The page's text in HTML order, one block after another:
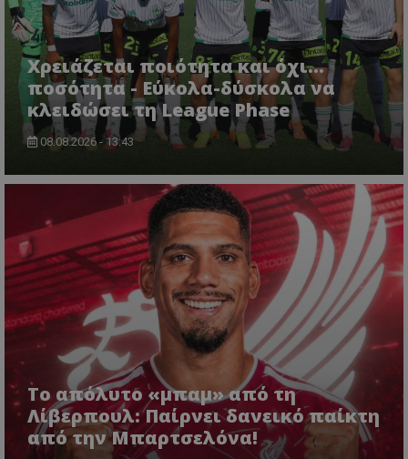
Χρειάζεται ποιότητα και όχι...
ποσότητα - Εύκολα-δύσκολα να
κλειδώσει τη League Phase
08.08.2026 - 13:43
Το απόλυτο «μπαμ» από τη
Λίβερπουλ: Παίρνει δανεικό παίκτη
από την Μπαρτσελόνα!